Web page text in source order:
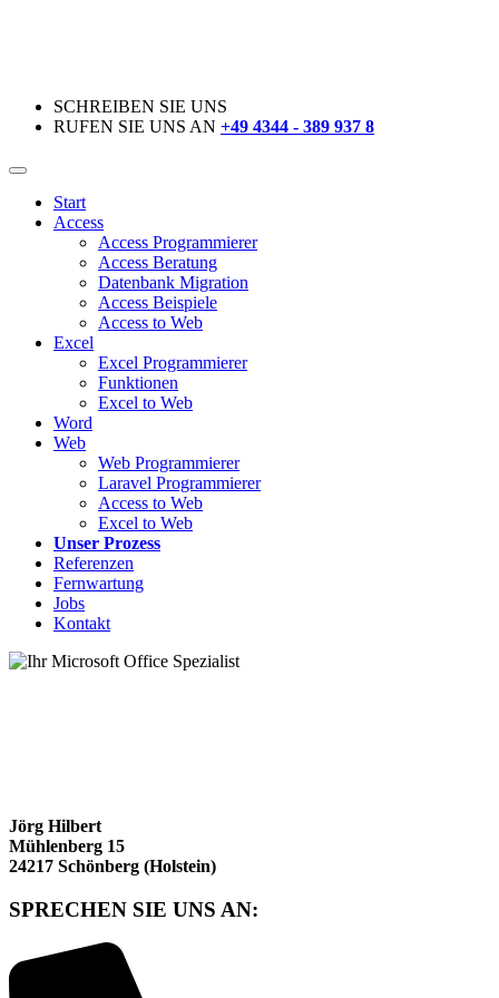
SCHREIBEN SIE UNS
RUFEN SIE UNS AN +49 4344 - 389 937 8
Start
Access
Access Programmierer
Access Beratung
Datenbank Migration
Access Beispiele
Access to Web
Excel
Excel Programmierer
Funktionen
Excel to Web
Word
Web
Web Programmierer
Laravel Programmierer
Access to Web
Excel to Web
Unser Prozess
Referenzen
Fernwartung
Jobs
Kontakt
SPRECHEN SIE UNS AN: